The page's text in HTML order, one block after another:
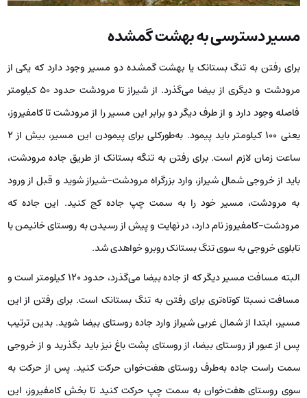
مسیر دسترسی به بهشت گمشده
برای رفتن به تنگ بستانک یا بهشت گمشده دو مسیر وجود دارد که یکی از
مرودشت و دیگری از بیضا می‌گذرد. از شیراز تا مرودشت حدود 50 کیلومتر
فاصله وجود دارد و از طرف دیگر دو برابر این مسیر را از مرودشت تا کامفیروز،
یعنی 100 کیلومتر باید پیمود. به‌طورکلی برای پیمودن این مسیر، بیش از 2
ساعت زمان لازم است. برای رفتن به تنگه بستانک از طریق جاده مرودشت،
باید از خروجی شمال شیراز، وارد بزرگراه مرودشت-شیراز شوید و قبل از ورود
به مرودشت، مسیر خود را به سمت چپ جاده کج کنید. این جاده که
مرودشت-کامفیروز نام دارد، در نهایت و پیش از رسیدن به روستای خانیمن با
تابلوی خروجی به سوی تنگ بستانک روبرو خواهدی شد.
البته مسافت مسیر دیگر که از جاده بیضا می‌گذرد، حدود 120 کیلومتر است و
مسافت نسبتا کوتاه‌تری برای رفتن به تنگ بستانک است. برای رفتن از این
مسیر، ابتدا از شمال غربی شیراز وارد جاده روستای بیضا شوید. بدین ترتیب
پس از عبور از روستای بیضا، از روستای پشت باغ نیز باید بگذرید و از خروجی
سمت راست جاده به‌طرف روستای هفت‌خوان حرکت کنید. پس از حرکت به
سوی روستای هفت‌خوان به سمت چپ حرکت کنید تا بخش کامفیروز، این